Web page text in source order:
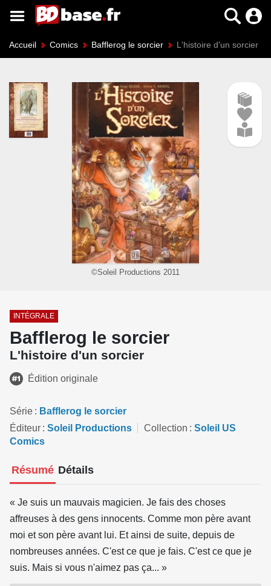
Accueil Comics Bafflerog le sorcier L'histoire d'un sorcier
©Soleil Productions 2011
INTÉGRALE
Bafflerog le sorcier
L'histoire d'un sorcier
Édition originale
Série
Bafflerog le sorcier
Éditeur
Soleil Productions Collection
Soleil US
Comics
Résumé Détails
« Je suis un mauvais magicien. Je fais des choses
affreuses à des gens innocents. Comme mon père avant
moi et son père avant lui. Et ainsi de suite, depuis de
nombreuses années. C'est ce que je fais. C'est ce que je
suis. Mais si vous n'aimez pas ça... »